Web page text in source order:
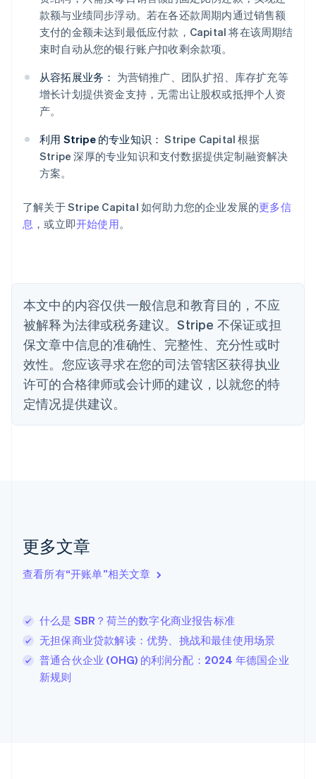
款额与业绩同步浮动。若在各还款周期内通过销售额
支付的金额未达到最低应付款，Capital 将在该周期结
束时自动从您的银行账户扣收剩余款项。
从容拓展业务： 为营销推广、团队扩招、库存扩充等
增长计划提供资金支持，无需出让股权或抵押个人资
产。
利用 Stripe 的专业知识： Stripe Capital 根据
Stripe 深厚的专业知识和支付数据提供定制融资解决
方案。
了解关于 Stripe Capital 如何助力您的企业发展的更多信
息 ，或立即开始使用。
本文中的内容仅供一般信息和教育目的，不应
被解释为法律或税务建议。Stripe 不保证或担
保文章中信息的准确性、完整性、充分性或时
效性。您应该寻求在您的司法管辖区获得执业
许可的合格律师或会计师的建议，以就您的特
定情况提供建议。
更多文章
查看所有“开账单”相关文章
什么是 SBR？荷兰的数字化商业报告标准
无担保商业贷款解读：优势、挑战和最佳使用场景
普通合伙企业 (OHG) 的利润分配：2024 年德国企业
新规则
English
爱尔兰
English
English
奥地利
DeutschEnglish
澳大利亚
巴西
PortuguêsEnglish
English
丹麦
English
德国
DeutschEnglish
法国
FrançaisEnglish
芬兰
EnglishSvenska
English Italiano
拉脱维亚
立陶宛
DeutschEnglish
卢森堡
Français Deutsch English
罗马尼亚
English